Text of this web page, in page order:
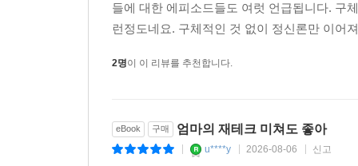
들에 대한 에피소드들도 여럿 언급됩니다. 구
런정도네요. 구체적인 것 없이 정신론만 이어
2명이 이 리뷰를 추천합니다.
eBook 구매 엄마의 재테크 미쳐도 좋아
u****y 2026-08-06 신고